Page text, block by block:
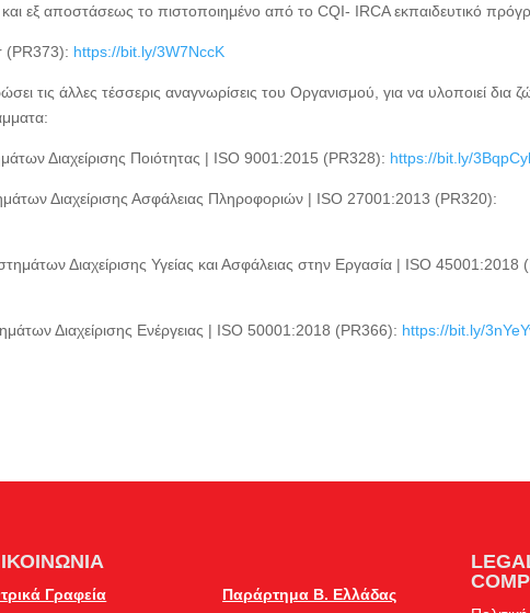
εξ αποστάσεως το πιστοποιημένο από το CQI- IRCA εκπαιδευτικό
(PR373): https://bit.ly/3W7NccK
τις άλλες τέσσερις αναγνωρίσεις του Οργανισμού, για να υλοποιεί δια
Διαχείρισης Ποιότητας | ISO 9001:2015 (PR328): https://bit.ly/
Διαχείρισης Ασφάλειας Πληροφοριών | ISO 27001:2013 (PR320):
Διαχείρισης Υγείας και Ασφάλειας στην Εργασία | ISO 45001:2018
Διαχείρισης Ενέργειας | ISO 50001:2018 (PR366): https://bit.ly/
Γραφεία
Παράρτημα Β. Ελλάδας